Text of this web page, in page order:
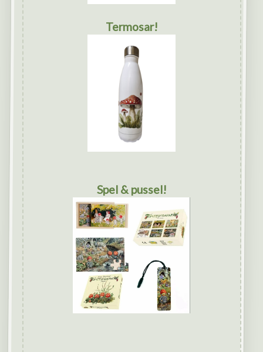
Termosar!
Spel & pussel!